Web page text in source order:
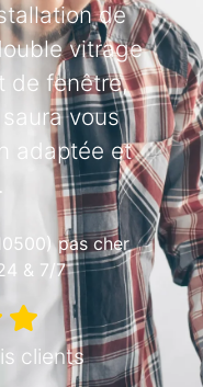
de
vitrage
de fenêtre,
vous
adaptée et
pas cher
& 7/7
clients